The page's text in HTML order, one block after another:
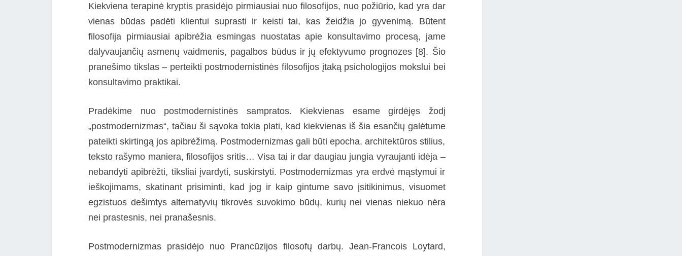
Kiekviena terapinė kryptis prasidėjo pirmiausiai nuo filosofijos, nuo požiūrio, kad yra dar
vienas būdas padėti klientui suprasti ir keisti tai, kas žeidžia jo gyvenimą. Būtent
filosofija pirmiausiai apibrėžia esmingas nuostatas apie konsultavimo procesą, jame
dalyvaujančių asmenų vaidmenis, pagalbos būdus ir jų efektyvumo prognozes [8]. Šio
pranešimo tikslas – perteikti postmodernistinės filosofijos įtaką psichologijos mokslui bei
konsultavimo praktikai.
Pradėkime nuo postmodernistinės sampratos. Kiekvienas esame girdėjęs žodį
„postmodernizmas“, tačiau ši sąvoka tokia plati, kad kiekvienas iš šia esančių galėtume
pateikti skirtingą jos apibrėžimą. Postmodernizmas gali būti epocha, architektūros stilius,
teksto rašymo maniera, filosofijos sritis… Visa tai ir dar daugiau jungia vyraujanti idėja –
nebandyti apibrėžti, tiksliai įvardyti, suskirstyti. Postmodernizmas yra erdvė mąstymui ir
ieškojimams, skatinant prisiminti, kad jog ir kaip gintume savo įsitikinimus, visuomet
egzistuos dešimtys alternatyvių tikrovės suvokimo būdų, kurių nei vienas niekuo nėra
nei prastesnis, nei pranašesnis.
Postmodernizmas prasidėjo nuo Prancūzijos filosofų darbų. Jean-Francois Loytard,